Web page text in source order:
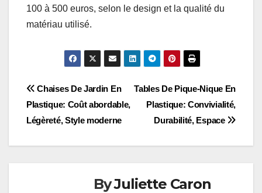
100 à 500 euros, selon le design et la qualité du
matériau utilisé.
Post
navigation
Tables De Pique-Nique En
Plastique: Convivialité,
Durabilité, Espace
Chaises De Jardin En
Plastique: Coût abordable,
Légèreté, Style moderne
ByJuliette Caron